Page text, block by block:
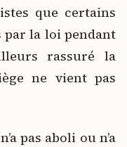
que certains
la loi pendant
rassuré la
ne vient pas
pas aboli ou n’a